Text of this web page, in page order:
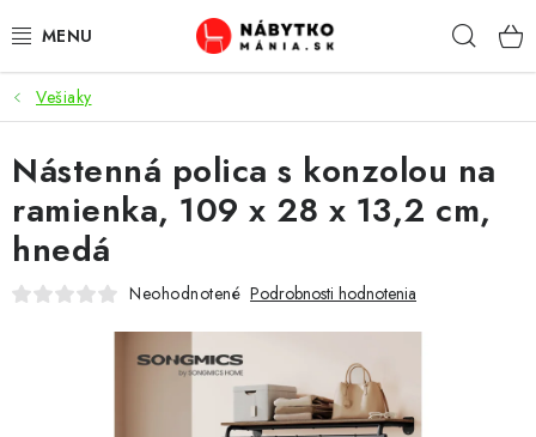
na
VÝPREDAJ
NOVINKY
OBÝVACIA IZBA
KUCHYŇA
Vešiaky
Nástenná polica s konzolou na
ramienka, 109 x 28 x 13,2 cm,
hnedá
Neohodnotené Podrobnosti hodnotenia